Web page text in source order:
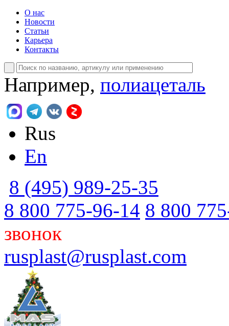
О нас
Новости
Статьи
Карьера
Контакты
Например, полиацеталь
Rus
En
8 (495) 989-25-35
8 800 775-96-14 8 800
звонок
rusplast@rusplast.com